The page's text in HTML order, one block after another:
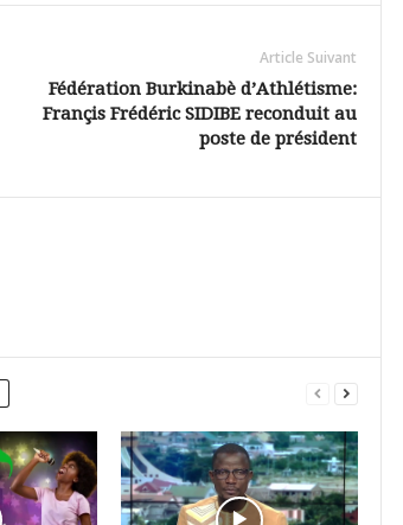
Article Suivant
Fédération Burkinabè d’Athlétisme:
Françis Frédéric SIDIBE reconduit au
poste de président